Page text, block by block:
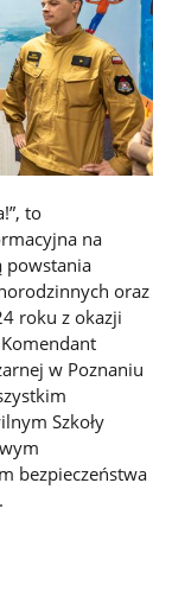
to
na
powstania
oraz
roku z okazji
w Poznaniu
Szkoły
bezpieczeństwa